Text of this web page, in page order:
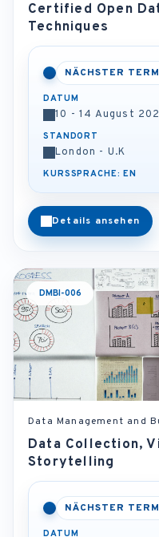
Certified Open
Techniques
NÄCHSTER
DATUM
10 - 14 August
STANDORT
London - U.K
KURSSPRACHE: EN
Details ansehen
DMBI-006
Data Management and
Data Collection,
Storytelling
NÄCHSTER
DATUM